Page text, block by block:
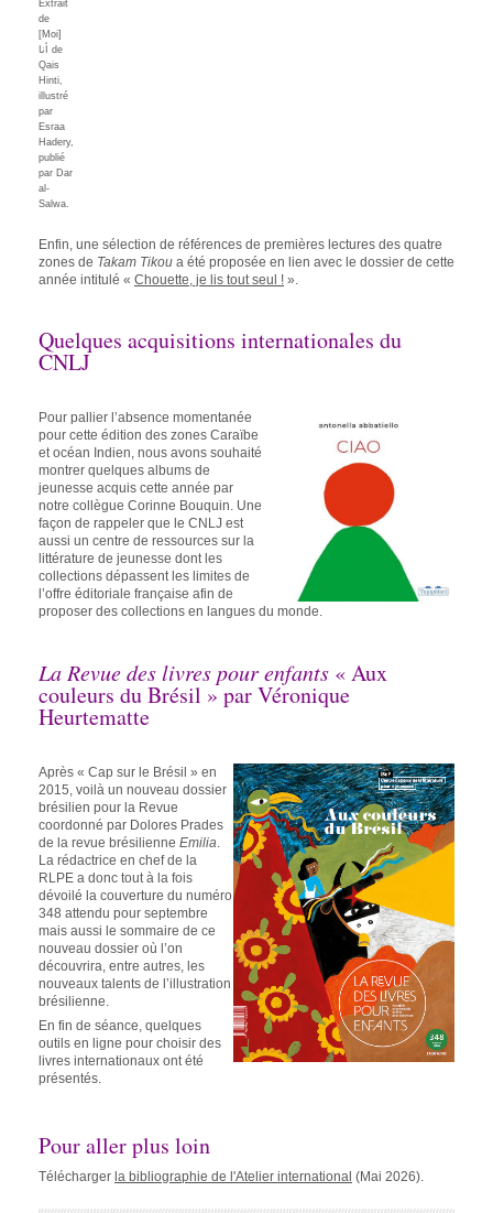
Extrait
de
[Moi]
أنا de
Qais
Hinti,
illustré
par
Esraa
Hadery,
publié
par Dar
al-
Salwa.
Enfin, une sélection de références de premières lectures des quatre
zones de Takam Tikou a été proposée en lien avec le dossier de cette
année intitulé « Chouette, je lis tout seul ! ».
Quelques acquisitions internationales du
CNLJ
Pour pallier l’absence momentanée
pour cette édition des zones Caraïbe
et océan Indien, nous avons souhaité
montrer quelques albums de
jeunesse acquis cette année par
notre collègue Corinne Bouquin. Une
façon de rappeler que le CNLJ est
aussi un centre de ressources sur la
littérature de jeunesse dont les
collections dépassent les limites de
l’offre éditoriale française afin de
proposer des collections en langues du monde.
La Revue des livres pour enfants « Aux
couleurs du Brésil » par Véronique
Heurtematte
Après « Cap sur le Brésil » en
2015, voilà un nouveau dossier
brésilien pour la Revue
coordonné par Dolores Prades
de la revue brésilienne Emilia.
La rédactrice en chef de la
RLPE a donc tout à la fois
dévoilé la couverture du numéro
348 attendu pour septembre
mais aussi le sommaire de ce
nouveau dossier où l’on
découvrira, entre autres, les
nouveaux talents de l’illustration
brésilienne.
En fin de séance, quelques
outils en ligne pour choisir des
livres internationaux ont été
présentés.
Pour aller plus loin
Télécharger la bibliographie de l'Atelier international (Mai 2026).